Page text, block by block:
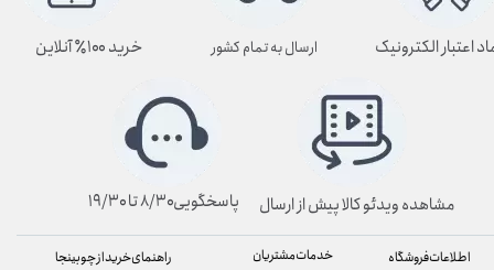
راهنمای خرید از چوبینجا خدمات مشتریان اطلاعات فروشگاه
ارسال به تمام کشور
پاسخگویی۸/۳۰ تا ۱۹/۳۰
اعتبار الکترونیک خرید ۱۰۰٪ آنلاین
مشاهده ویدئو کالا پیش از ارسال